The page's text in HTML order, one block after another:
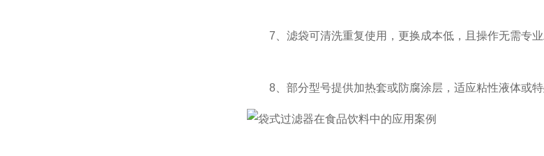
7、滤袋可清洗重复使用，更换成本低，且操作无需专业
8、部分型号提供加热套或防腐涂层，适应粘性液体或特